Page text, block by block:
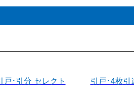
戸･引分 セレクト 引戸･4枚引